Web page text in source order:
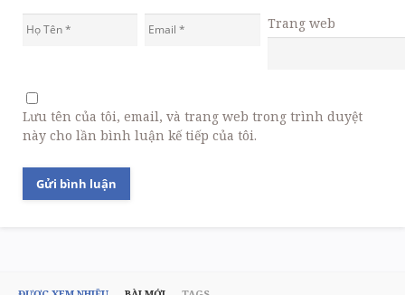
Trang web
Lưu tên của tôi, email, và trang web trong trình duyệt
này cho lần bình luận kế tiếp của tôi.